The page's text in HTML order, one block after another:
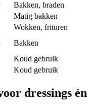
Bakken, braden
Matig bakken
Wokken, frituren
Bakken
Koud gebruik
Koud gebruik
dressings én